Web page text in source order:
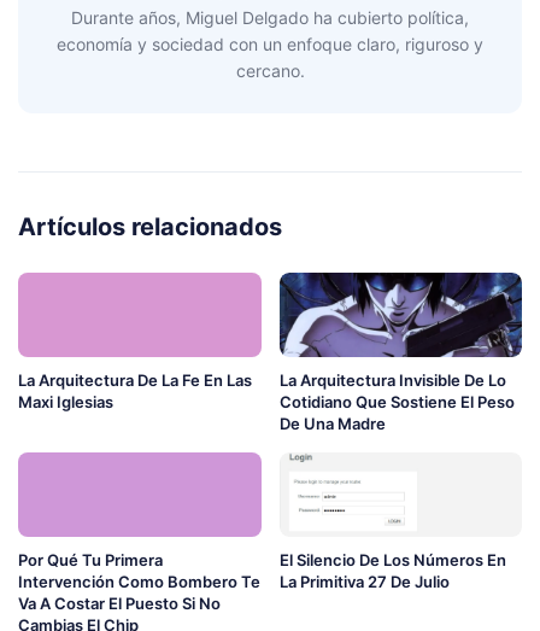
Durante años, Miguel Delgado ha cubierto política,
economía y sociedad con un enfoque claro, riguroso y
cercano.
Artículos relacionados
La Arquitectura De La Fe En Las
Maxi Iglesias
La Arquitectura Invisible De Lo
Cotidiano Que Sostiene El Peso
De Una Madre
Por Qué Tu Primera
Intervención Como Bombero Te
Va A Costar El Puesto Si No
Cambias El Chip
El Silencio De Los Números En
La Primitiva 27 De Julio